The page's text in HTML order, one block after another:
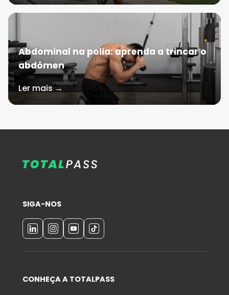
Abdominal na polia: aprenda a trincar o
abdômen
Ler mais →
SIGA-NOS
CONHEÇA A TOTALPASS